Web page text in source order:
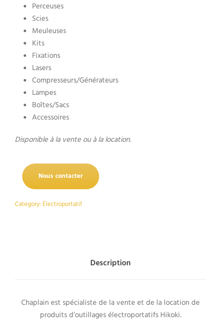
Perceuses
Scies
Meuleuses
Kits
Fixations
Lasers
Compresseurs/Générateurs
Lampes
Boîtes/Sacs
Accessoires
Disponible à la vente ou à la location.
Nous contacter
Category:Électroportatif
Description
Chaplain est spécialiste de la vente et de la location de
produits d’outillages électroportatifs Hikoki.